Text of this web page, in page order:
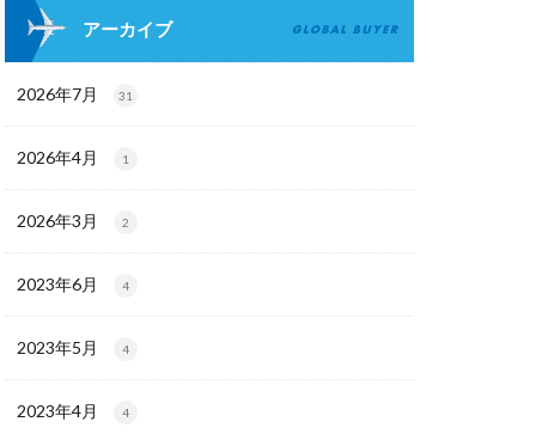
アーカイブ
2026年7月 31
2026年4月 1
2026年3月 2
2023年6月 4
2023年5月 4
2023年4月 4